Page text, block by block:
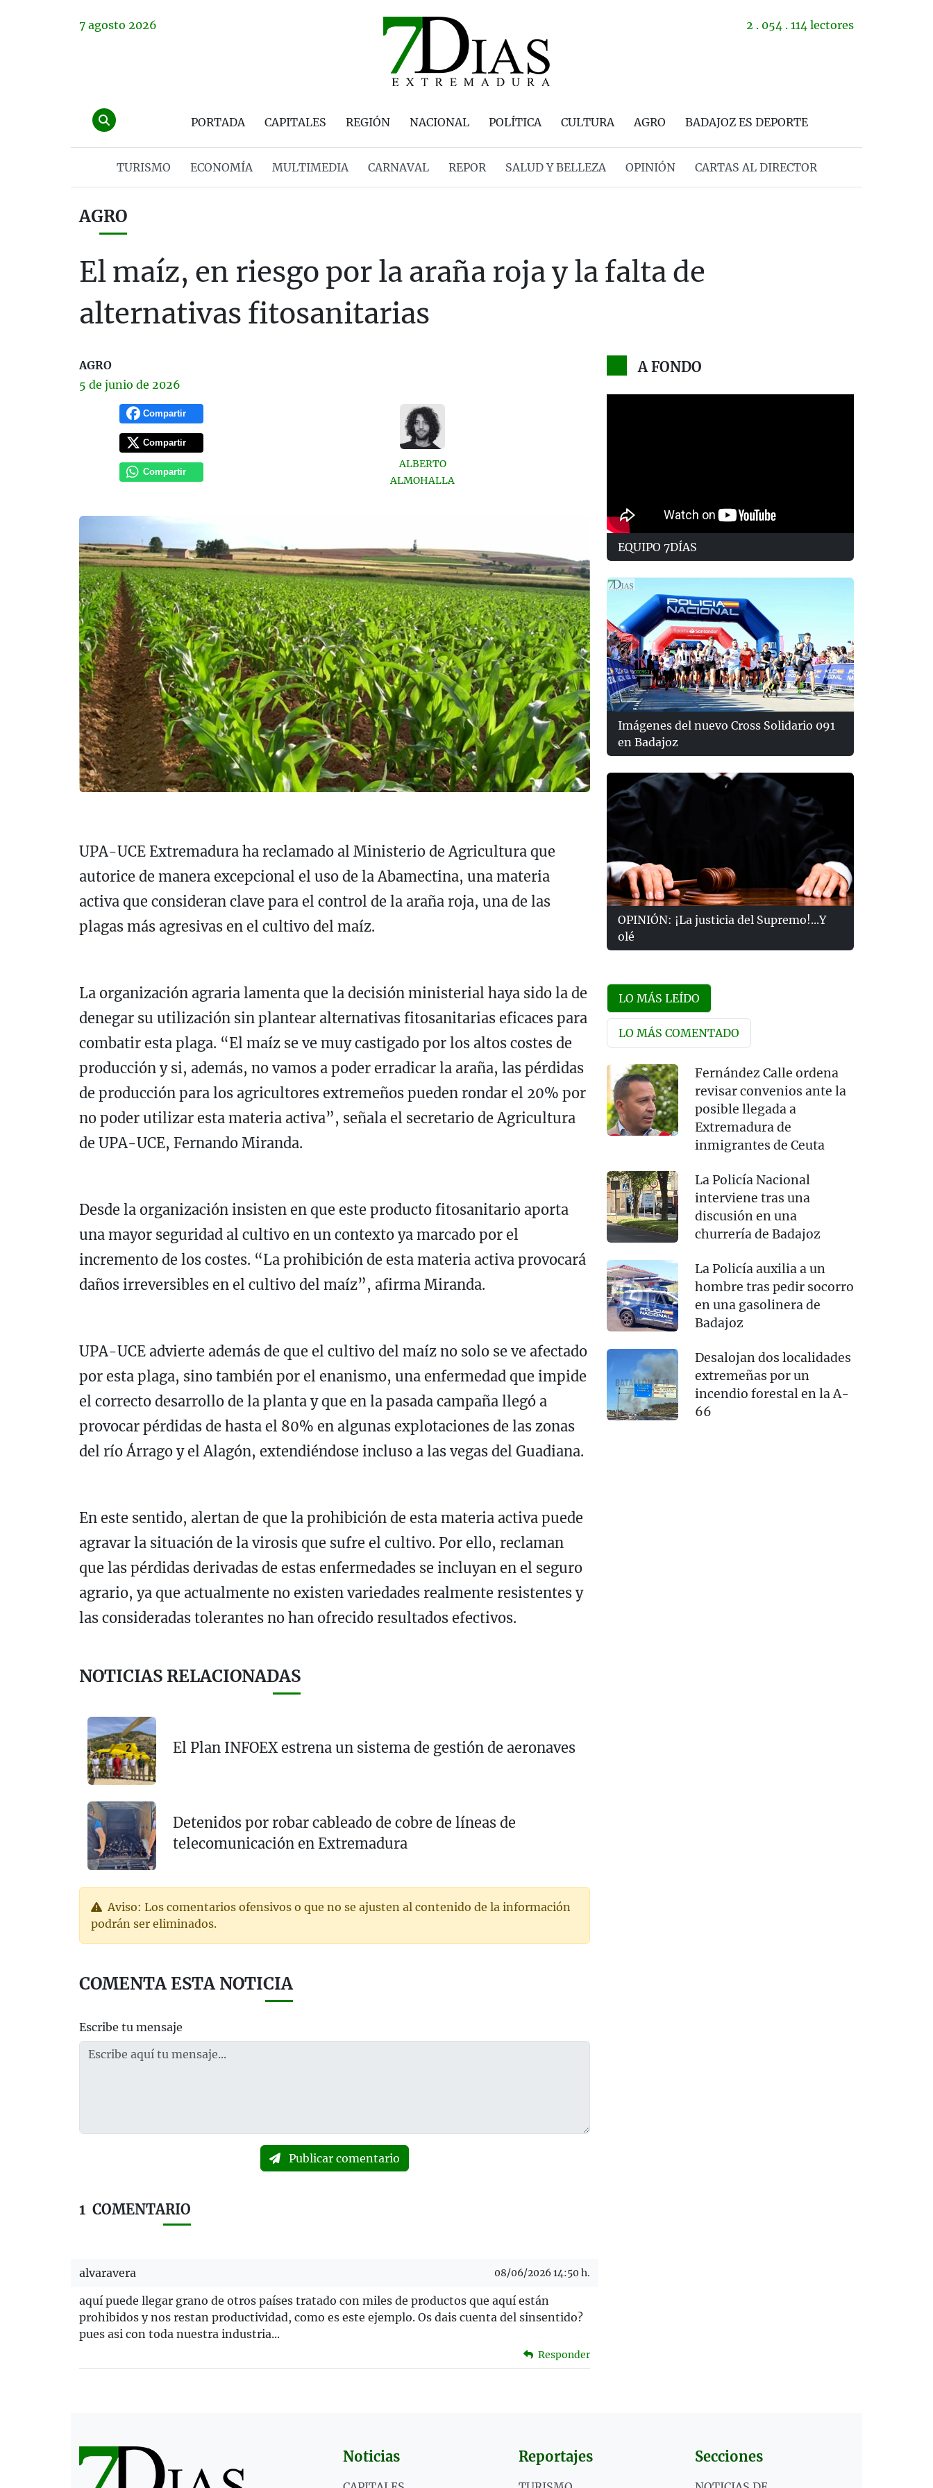
7 agosto 2026 2 . 054 . 114 lectores
PORTADA CAPITALES REGIÓN NACIONAL POLÍTICA CULTURA AGRO BADAJOZ ES DEPORTE
TURISMO ECONOMÍA MULTIMEDIA CARNAVAL REPOR SALUD Y BELLEZA OPINIÓN CARTAS AL DIRECTOR
AGRO
El maíz, en riesgo por la araña roja y la falta de
alternativas fitosanitarias
AGRO
5 de junio de 2026
Compartir
Compartir
Compartir
ALBERTO
ALMOHALLA
UPA-UCE Extremadura ha reclamado al Ministerio de Agricultura que
autorice de manera excepcional el uso de la Abamectina, una materia
activa que consideran clave para el control de la araña roja, una de las
plagas más agresivas en el cultivo del maíz.
La organización agraria lamenta que la decisión ministerial haya sido la de
denegar su utilización sin plantear alternativas fitosanitarias eficaces para
combatir esta plaga. “El maíz se ve muy castigado por los altos costes de
producción y si, además, no vamos a poder erradicar la araña, las pérdidas
de producción para los agricultores extremeños pueden rondar el 20% por
no poder utilizar esta materia activa”, señala el secretario de Agricultura
de UPA-UCE, Fernando Miranda.
Desde la organización insisten en que este producto fitosanitario aporta
una mayor seguridad al cultivo en un contexto ya marcado por el
incremento de los costes. “La prohibición de esta materia activa provocará
daños irreversibles en el cultivo del maíz”, afirma Miranda.
UPA-UCE advierte además de que el cultivo del maíz no solo se ve afectado
por esta plaga, sino también por el enanismo, una enfermedad que impide
el correcto desarrollo de la planta y que en la pasada campaña llegó a
provocar pérdidas de hasta el 80% en algunas explotaciones de las zonas
del río Árrago y el Alagón, extendiéndose incluso a las vegas del Guadiana.
En este sentido, alertan de que la prohibición de esta materia activa puede
agravar la situación de la virosis que sufre el cultivo. Por ello, reclaman
que las pérdidas derivadas de estas enfermedades se incluyan en el seguro
agrario, ya que actualmente no existen variedades realmente resistentes y
las consideradas tolerantes no han ofrecido resultados efectivos.
NOTICIAS RELACIONADAS
El Plan INFOEX estrena un sistema de gestión de aeronaves
Detenidos por robar cableado de cobre de líneas de
telecomunicación en Extremadura
Aviso: Los comentarios ofensivos o que no se ajusten al contenido de la información
podrán ser eliminados.
COMENTA ESTA NOTICIA
Escribe tu mensaje
Publicar comentario
1 COMENTARIO
alvaravera 08/06/2026 14:50 h.
aquí puede llegar grano de otros países tratado con miles de productos que aquí están
prohibidos y nos restan productividad, como es este ejemplo. Os dais cuenta del sinsentido?
pues asi con toda nuestra industria...
Responder
A FONDO
EQUIPO 7DÍAS
Imágenes del nuevo Cross Solidario 091
en Badajoz
OPINIÓN: ¡La justicia del Supremo!...Y
olé
LO MÁS LEÍDO
LO MÁS COMENTADO
Fernández Calle ordena
revisar convenios ante la
posible llegada a
Extremadura de
inmigrantes de Ceuta
La Policía Nacional
interviene tras una
discusión en una
churrería de Badajoz
La Policía auxilia a un
hombre tras pedir socorro
en una gasolinera de
Badajoz
Desalojan dos localidades
extremeñas por un
incendio forestal en la A-
66
Noticias Reportajes Secciones